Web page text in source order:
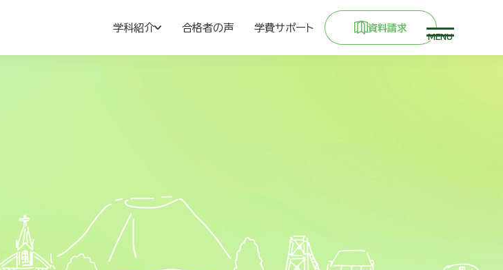
学科紹介 合格者の声 学費サポート 資料請求
MENU